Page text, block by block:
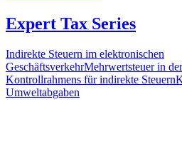
Expert Tax Series
Indirekte Steuern im elektronischen
GeschäftsverkehrMehrwertsteuer in
Kontrollrahmens für indirekte Steuern
Umweltabgaben